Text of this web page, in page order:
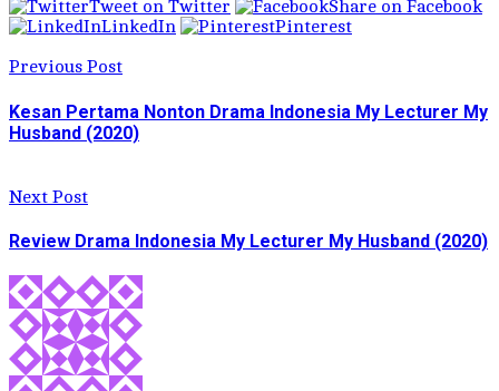
Tweet on Twitter
Share on Facebook
LinkedIn
Pinterest
Previous Post
Kesan Pertama Nonton Drama Indonesia My Lecturer My
Husband (2020)
Next Post
Review Drama Indonesia My Lecturer My Husband (2020)